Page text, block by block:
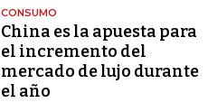
CONSUMO
China es la apuesta para
el incremento del
mercado de lujo durante
el año